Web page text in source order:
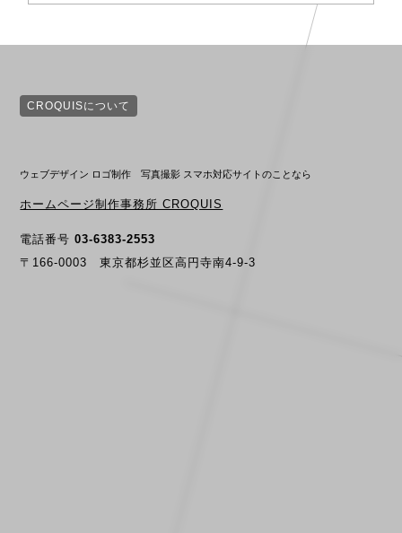
CROQUISについて
ウェブデザイン ロゴ制作 写真撮影 スマホ対応サイトのことなら
ホームページ制作事務所 CROQUIS
電話番号03-6383-2553
〒166-0003 東京都杉並区高円寺南4-9-3